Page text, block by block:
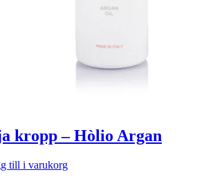
kropp – Hòlio Argan
till i varukorg